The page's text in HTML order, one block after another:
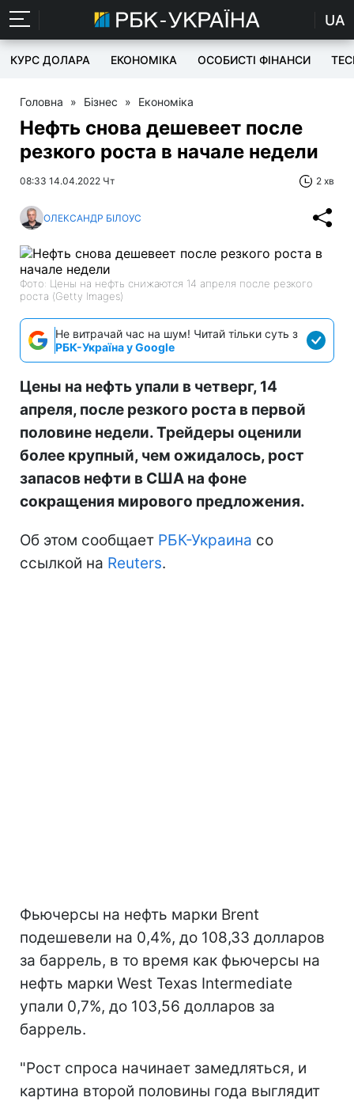
UA
КУРС ДОЛАРА ЕКОНОМІКА ОСОБИСТІ ФІНАНСИ
Головна » Бізнес » Економіка
Нефть снова дешевеет после
резкого роста в начале недели
08:33 14.04.2022 Чт 2 хв
ОЛЕКСАНДР БІЛОУС
Фото: Цены на нефть снижаются 14 апреля после резкого
роста (Getty Images)
Не витрачай час на шум! Читай тільки суть з
РБК-Україна у Google
Цены на нефть упали в четверг, 14
апреля, после резкого роста в первой
половине недели. Трейдеры оценили
более крупный, чем ожидалось, рост
запасов нефти в США на фоне
сокращения мирового предложения.
Об этом сообщает РБК-Украина со
ссылкой на Reuters.
Фьючерсы на нефть марки Brent
подешевели на 0,4%, до 108,33 долларов
за баррель, в то время как фьючерсы на
нефть марки West Texas Intermediate
упали 0,7%, до 103,56 долларов за
баррель.
"Рост спроса начинает замедляться, и
картина второй половины года выглядит